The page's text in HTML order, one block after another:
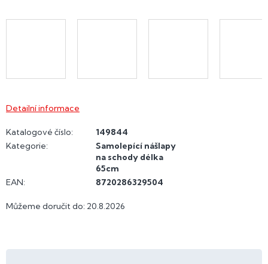
Můžeme doručit do: 20.8.2026
Detailní informace
Katalogové číslo:
149844
Kategorie:
Samolepící nášlapy
na schody délka
65cm
EAN: 8720286329504